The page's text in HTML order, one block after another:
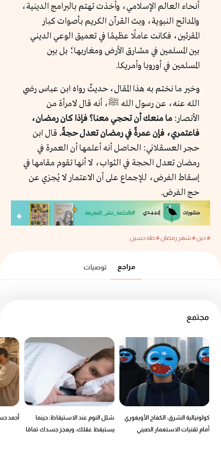
أنحاء العالم الإسلامي، وأخذت تهتم بالبرامج الدينية،
والمدائح النبوية، وبث القرآن الكريم بأصوات كبار
المقرئين، فكانت عاملًا عظيمًا في تعميق الوعي الديني
بين المسلمين في مشارق الأرض ومغاربها؛ بل بين
المسلمين في أوروبا وأمريكا.
وخير ما نختم به هذا المقال، حديثٌ رواه ابن عباس رضي
الله عنه، عن رسول الله ﷺ، أنه قال لامرأة من
الأنصار: ما منعك أن تحجي معنا؟ فإذا كان رمضان،
فاعتمري، فإن عمرةً في رمضان تعدل حجةً. قال ابن
حجر العسقلاني: الحاصل أنه أعلمها أن العمرة في
رمضان تعدل الحجة في الثواب، لا أنها تقوم مقامها في
إسقاط الفرض، للإجماع على أن الاعتمار لا يُجزي عن
حج الفرض.
# دين# شهر رمضان# طه حسين
مراجع توصيات
مجتمع
كولونيالية الشرق: الكفاح الأويغوري
أمام تقنيات الاستعمار الصيني
شلل النوم عند الاستيقاظ: حينما
يستيقظ عقلك، ويعجز جسدك تمامًا
أحمد